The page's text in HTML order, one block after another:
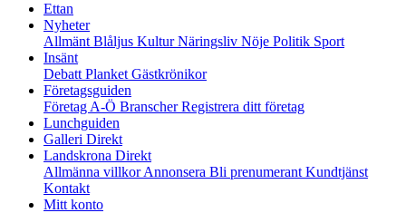
Ettan
Nyheter
Allmänt Blåljus KulturNäringsliv Nöje Politik Sport
Insänt
Debatt Planket Gästkrönikor
Företagsguiden
Företag A-Ö BranscherRegistrera ditt företag
Lunchguiden
Galleri Direkt
Landskrona Direkt
Allmänna villkorAnnonsera Bli prenumerant Kundtjänst
Kontakt
Mitt konto